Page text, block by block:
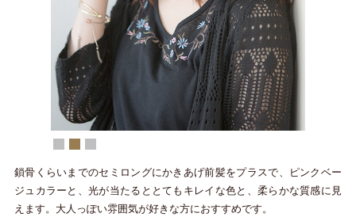
鎖骨くらいまでのセミロングにかきあげ前髪をプラスで、ピンクベー
ジュカラーと、光が当たるととてもキレイな色と、柔らかな質感に見
えます。大人っぽい雰囲気が好きな方におすすめです。